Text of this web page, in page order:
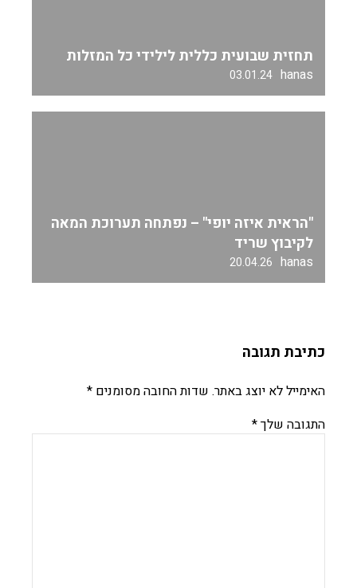
תחזית שבועית כללית לילידי כל המזלות
hanas
03.01.24
"הראית איזה יופי" – נפתחה תערוכת המאה
לקיבוץ שריד
hanas
20.04.26
כתיבת תגובה
האימייל לא יוצג באתר. שדות החובה מסומנים *
התגובה שלך*